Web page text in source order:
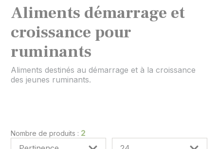
Aliments démarrage et
croissance pour
ruminants
Aliments destinés au démarrage et à la croissance
des jeunes ruminants.
Nombre de produits : 2